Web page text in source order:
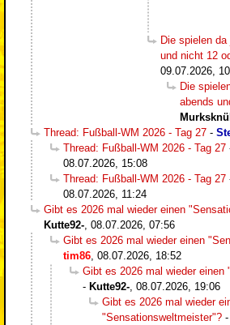
Die spielen
und nicht 12
09.07.2026,
Die
abends
Thread: Fußball-WM 2026 - Tag 27 -
Thread: Fußball-WM 2026 - Tag 27
08.07.2026, 15:08
Thread: Fußball-WM 2026 - Tag 27
08.07.2026, 11:24
Gibt es 2026 mal wieder einen
Kutte92- 08.07.2026, 07:56
Gibt es 2026 mal wieder einen
tim86 08.07.2026, 18:52
Gibt es 2026 mal wieder
- Kutte92- 08.07.2026, 19:06
Gibt es 2026 mal wieder
"Sensationsweltmeister"? -